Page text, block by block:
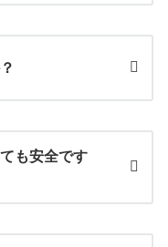
も安全です